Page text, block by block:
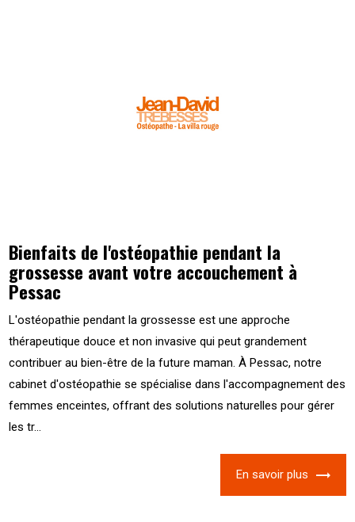
Bienfaits de l'ostéopathie pendant la
grossesse avant votre accouchement à
Pessac
L'ostéopathie pendant la grossesse est une approche
thérapeutique douce et non invasive qui peut grandement
contribuer au bien-être de la future maman. À Pessac, notre
cabinet d'ostéopathie se spécialise dans l'accompagnement des
femmes enceintes, offrant des solutions naturelles pour gérer
les tr...
En savoir plus